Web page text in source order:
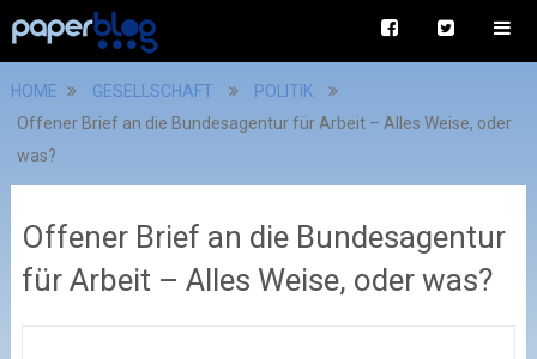
HOME GESELLSCHAFT
POLITIK
Offener Brief an die Bundesagentur für Arbeit – Alles Weise, oder
was?
Offener Brief an die Bundesagentur
für Arbeit – Alles Weise, oder was?